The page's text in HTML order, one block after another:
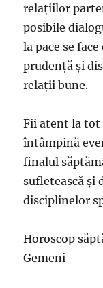
relaţiilor
posibile
la pace se
prudenţă şi
relaţii bune.
Fii atent la tot
întâmpină
finalul
sufletească şi
disciplinelor
Horoscop
Gemeni